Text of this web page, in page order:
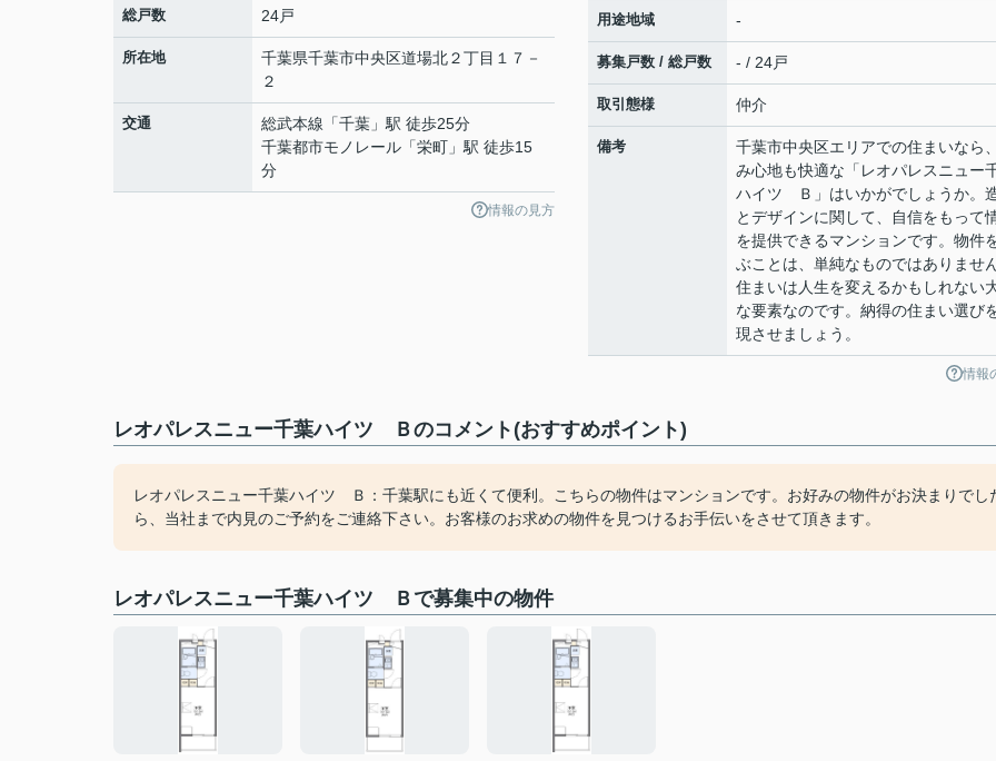
総戸数 24戸
所在地 千葉県千葉市中央区道場北２丁目１７－
２
交通 総武本線 「千葉 」駅 徒歩25分
千葉都市モノレール 「栄町 」駅 徒歩15
分
情報の見方
用途地域 -
募集戸数 / 総戸数 - / 24戸
取引態様 仲介
備考
千葉市中央区エリアでの住まいなら
み心地も快適な「レオパレスニュー
ハイツ Ｂ」はいかがでしょうか。
とデザインに関して、自信をもって
を提供できるマンションです。物件
ぶことは、単純なものではありません
住まいは人生を変えるかもしれない
な要素なのです。納得の住まい選び
現させましょう。
情報
レオパレスニュー千葉ハイツ Ｂのコメント(おすすめポイント)
レオパレスニュー千葉ハイツ Ｂ：千葉駅にも近くて便利。こちらの物件はマンションです。お好みの物件がお決まりでし
ら、当社まで内見のご予約をご連絡下さい。お客様のお求めの物件を見つけるお手伝いをさせて頂きます。
レオパレスニュー千葉ハイツ Ｂで募集中の物件